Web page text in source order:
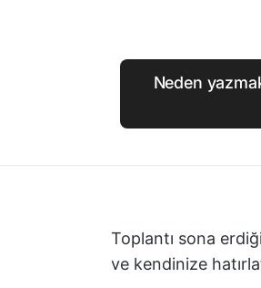
Neden
Toplantı sona
ve kendinize